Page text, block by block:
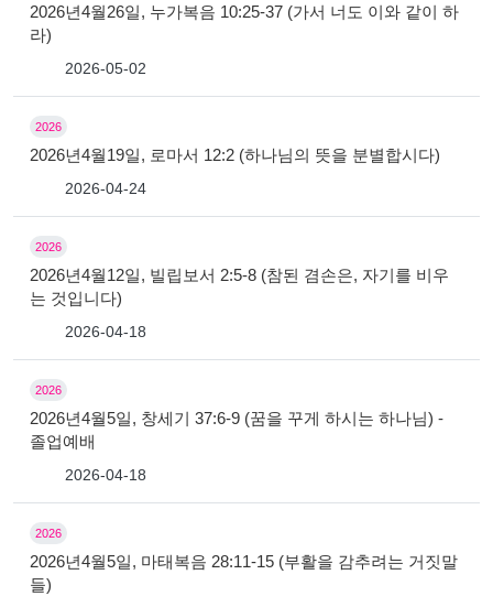
2026년4월26일, 누가복음 10:25-37 (가서 너도 이와 같이 하
라)
2026-05-02
2026
2026년4월19일, 로마서 12:2 (하나님의 뜻을 분별합시다)
2026-04-24
2026
2026년4월12일, 빌립보서 2:5-8 (참된 겸손은, 자기를 비우
는 것입니다)
2026-04-18
2026
2026년4월5일, 창세기 37:6-9 (꿈을 꾸게 하시는 하나님) -
졸업예배
2026-04-18
2026
2026년4월5일, 마태복음 28:11-15 (부활을 감추려는 거짓말
들)